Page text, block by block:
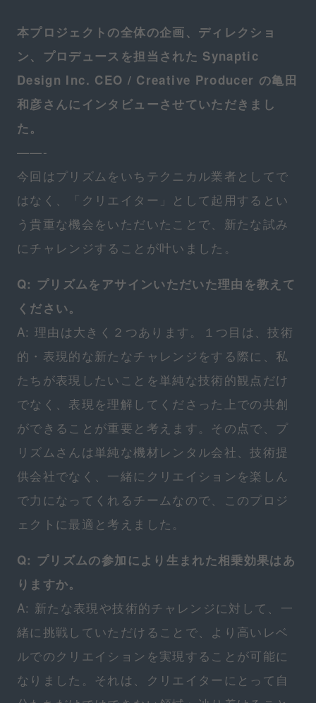
本プロジェクトの全体の企画、ディレクショ
ン、プロデュースを担当された Synaptic
Design Inc. CEO / Creative Producer の亀田
和彦さんにインタビューさせていただきまし
た。
——-
今回はプリズムをいちテクニカル業者としてで
はなく、「クリエイター」として起用するとい
う貴重な機会をいただいたことで、新たな試み
にチャレンジすることが叶いました。
Q: プリズムをアサインいただいた理由を教えて
ください。
A: 理由は大きく２つあります。１つ目は、技術
的・表現的な新たなチャレンジをする際に、私
たちが表現したいことを単純な技術的観点だけ
でなく、表現を理解してくださった上での共創
ができることが重要と考えます。その点で、プ
リズムさんは単純な機材レンタル会社、技術提
供会社でなく、一緒にクリエイションを楽しん
で力になってくれるチームなので、このプロジ
ェクトに最適と考えました。
Q: プリズムの参加により生まれた相乗効果はあ
りますか。
A: 新たな表現や技術的チャレンジに対して、一
緒に挑戦していただけることで、より高いレベ
ルでのクリエイションを実現することが可能に
なりました。それは、クリエイターにとって自